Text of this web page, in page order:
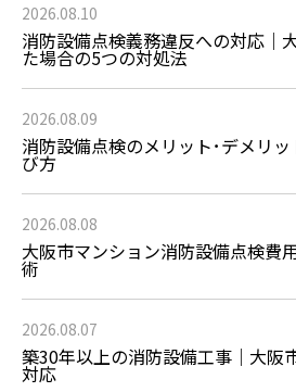
2026.08.10
消防設備点検義務違反への対応｜
た場合の5つの対処法
2026.08.09
消防設備点検のメリット･デメリ
び方
2026.08.08
大阪市マンション消防設備点検費
術
2026.08.07
築30年以上の消防設備工事｜大阪
対応